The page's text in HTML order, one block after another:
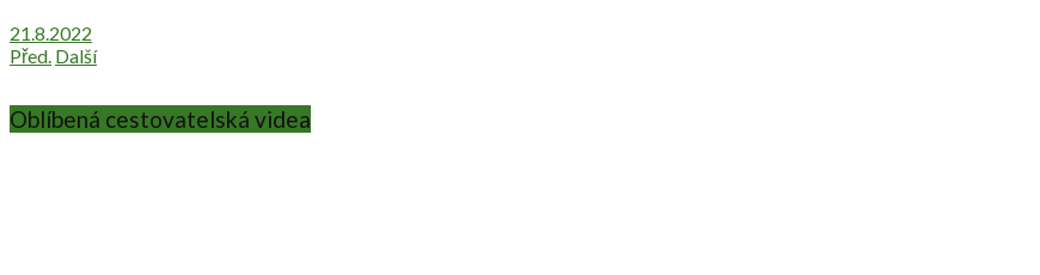
21.8.2022
Před. Další
Oblíbená cestovatelská videa